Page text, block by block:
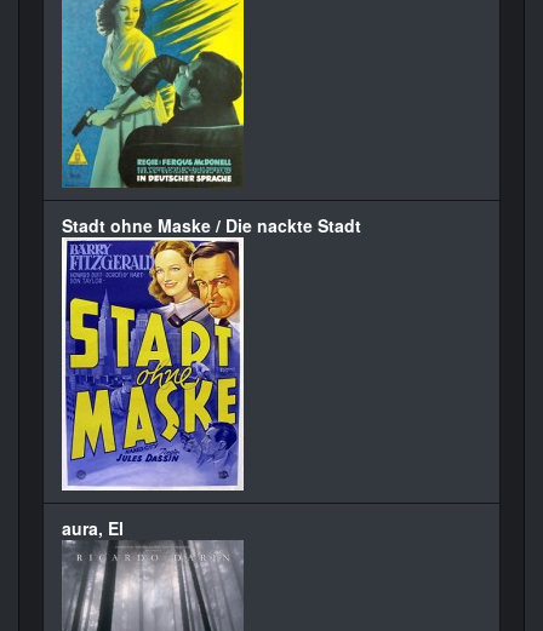
Stadt ohne Maske / Die nackte Stadt
aura, El